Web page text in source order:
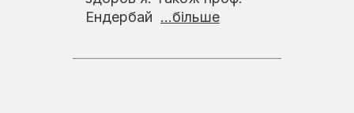
Ендербай ...більше